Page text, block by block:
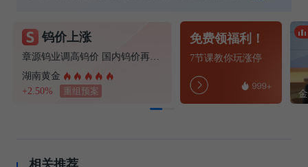
钨价上涨
湖南黄金
+2.50%
重组预案
免费领福利！
7节课教你玩涨停